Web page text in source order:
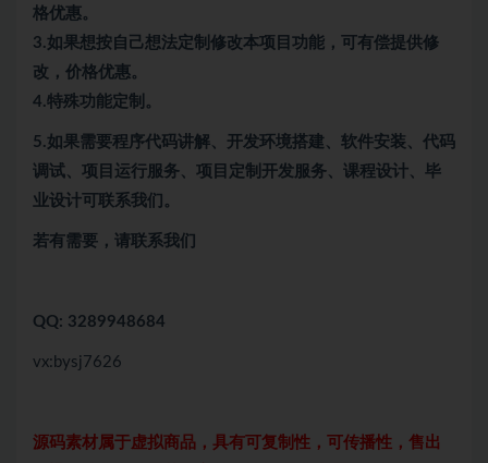
格优惠。
3.如果想按自己想法定制修改本项目功能，可有偿提供修
改，价格优惠。
4.特殊功能定制。
5.如果需要程序代码讲解、开发环境搭建、软件安装、代码
调试、项目运行服务、项目定制开发服务、课程设计、毕
业设计可联系我们。
若有需要，请联系我们
QQ: 3289948684
vx:bysj7626
源码素材属于虚拟商品，具有可复制性，可传播性，售出